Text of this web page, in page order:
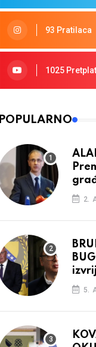
93 Pratilaca
1025
POPULARNO
2.
5.